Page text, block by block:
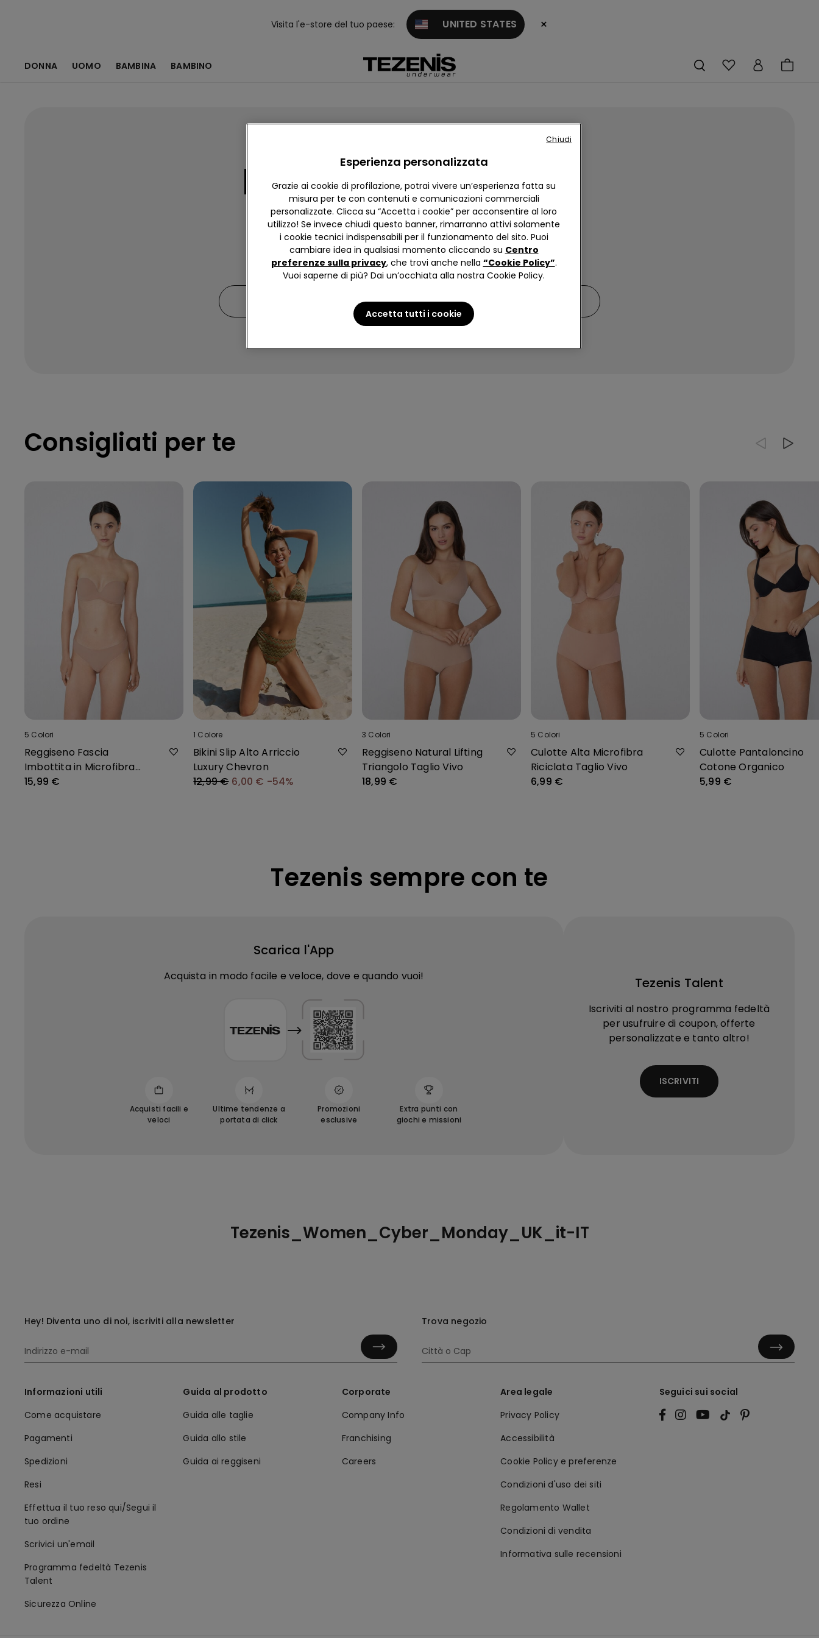
Il Cyber Monday è
finito!
Rimani aggiornato sulle novità del momento
UOMO BAMBINA
Consigliati per te
5 Colori
Reggiseno Fascia
Imbottita in Microfibra
Riciclata New York
15,99 €
1 Colore
Bikini Slip Alto Arriccio
Luxury Chevron
12,99 € 6,00 € -54%
3 Colori
Reggiseno Natural Lifting
Triangolo Taglio Vivo
18,99 €
5 Colori
Culotte Alta Microfibra
Riciclata Taglio Vivo
6,99 €
5 Colori
Culotte Pantaloncino
Cotone Organico
5,99 €
Tezenis sempre con te
Scarica l'App
Acquista in modo facile e veloce, dove e quando vuoi!
Acquisti facili e
veloci
Ultime tendenze a
portata di click
Promozioni
esclusive
Extra punti con
giochi e missioni
Tezenis Talent
Iscriviti al nostro programma fedeltà
per usufruire di coupon, offerte
personalizzate e tanto altro!
ISCRIVITI
Visita l'e-store del tuo paese: UNITED STATES ×
DONNA UOMO BAMBINA BAMBINO
Tezenis_Women_Cyber_Monday_UK_it-IT
Hey! Diventa uno di noi, iscriviti alla newsletter Trova negozio
Informazioni utili
Come acquistare
Pagamenti
Spedizioni
Resi
Effettua il tuo reso qui/Segui il
tuo ordine
Scrivici un'email
Programma fedeltà Tezenis
Talent
Sicurezza Online
Guida al prodotto
Guida alle taglie
Guida allo stile
Guida ai reggiseni
Corporate
Company Info
Franchising
Careers
Area legale
Privacy Policy
Accessibilità
Cookie Policy e preferenze
Condizioni d'uso dei siti
Regolamento Wallet
Condizioni di vendita
Informativa sulle recensioni
Seguici sui social
Esperienza personalizzata
Grazie ai cookie di profilazione, potrai vivere un’esperienza fatta su
misura per te con contenuti e comunicazioni commerciali
personalizzate. Clicca su “Accetta i cookie” per acconsentire al loro
utilizzo! Se invece chiudi questo banner, rimarranno attivi solamente
i cookie tecnici indispensabili per il funzionamento del sito. Puoi
cambiare idea in qualsiasi momento cliccando su Centro
preferenze sulla privacy, che trovi anche nella “Cookie Policy”.
Vuoi saperne di più? Dai un’occhiata alla nostra Cookie Policy.
Accetta tutti i cookie
Chiudi